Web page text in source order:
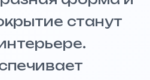
станут